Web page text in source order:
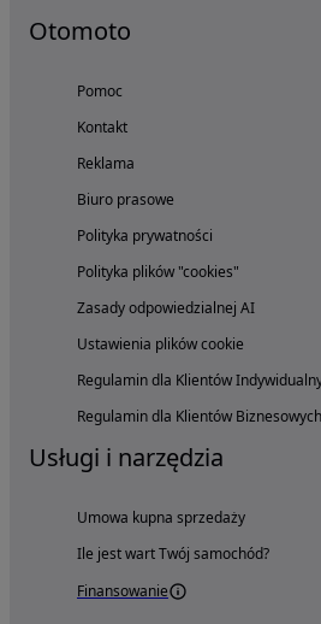
Otomoto
Pomoc
Kontakt
Reklama
Biuro prasowe
Polityka prywatności
Polityka plików "cookies"
Zasady odpowiedzialnej AI
Ustawienia plików cookie
Regulamin dla Klientów
Regulamin dla Klientów Biznesowych
Usługi i narzędzia
Umowa kupna sprzedaży
Ile jest wart Twój samochód?
Finansowanie